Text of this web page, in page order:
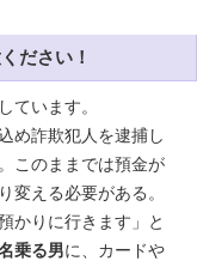
ださい！
ています。
め詐欺犯人を逮捕し
このままでは預金が
変える必要がある。
かりに行きます」と
乗る男に、カードや